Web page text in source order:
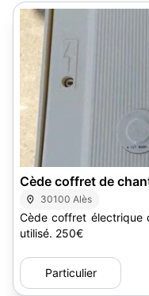
Cède coffret de
30100 Alès
Cède coffret électrique
utilisé. 250€
Particulier